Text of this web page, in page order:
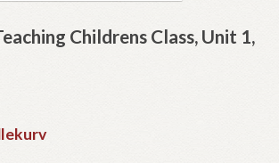
Childrens Class, Unit 1,